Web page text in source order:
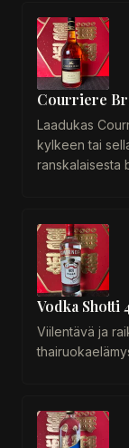
Courriere
Laadukas
kylkeen tai
ranskalaisesta
Vodka Shotti
Viilentävä ja